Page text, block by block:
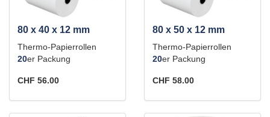
80 x 40 x 12 mm
Thermo-Papierrollen
20er Packung
CHF 56.00
80 x 50 x 12 mm
Thermo-Papierrollen
20er Packung
CHF 58.00